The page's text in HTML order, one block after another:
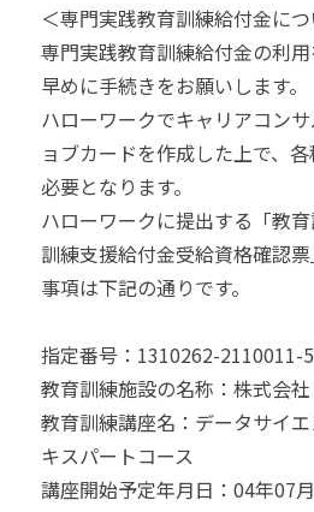
＜専門実践教育訓練給付金に
専門実践教育訓練給付金の利
早めに手続きをお願いします。
ハローワークでキャリアコン
ョブカードを作成した上で、
必要となります。
ハローワークに提出する「教
訓練支援給付金受給資格確認
事項は下記の通りです。
指定番号：1310262-2110011-5
教育訓練施設の名称：株式会
教育訓練講座名：データサイ
キスパートコース
講座開始予定年月日：04年07